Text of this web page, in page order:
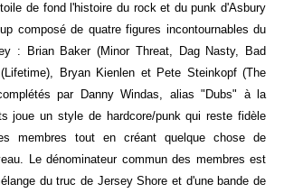
de fond l'histoire du rock et du punk d'Asbury
composé de quatre figures incontournables du
: Brian Baker (Minor Threat, Dag Nasty, Bad
Bryan Kienlen et Pete Steinkopf (The
par Danny Windas, alias "Dubs" à la
joue un style de hardcore/punk qui reste fidèle
membres tout en créant quelque chose de
Le dénominateur commun des membres est
du truc de Jersey Shore et d'une bande de